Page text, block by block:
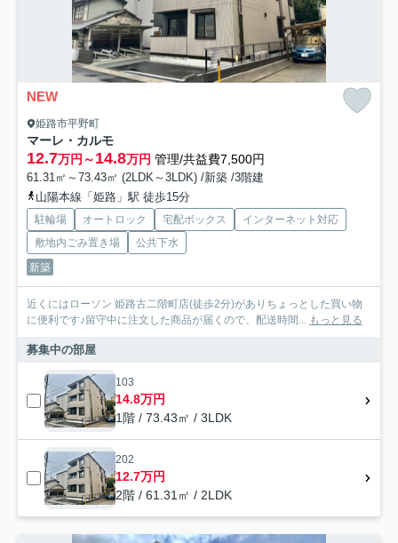
NEW
姫路市平野町
マーレ・カルモ
12.7万円～14.8万円 管理/共益費7,500円
61.31㎡～73.43㎡ (2LDK～3LDK) /新築 /3階建
山陽本線「姫路」駅 徒歩15分
駐輪場 オートロック 宅配ボックス
インターネット対応
敷地内ごみ置き場
公共下水
新築
近くにはローソン 姫路古二階町店(徒歩2分)がありちょっとした買い物
に便利です♪留守中に注文した商品が届くので、配送時間... もっと見る
募集中の部屋
103
14.8万円
1階 / 73.43㎡ / 3LDK
202
12.7万円
2階 / 61.31㎡ / 2LDK